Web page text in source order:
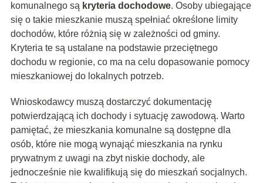
komunalnego są kryteria dochodowe. Osoby ubiegające
się o takie mieszkanie muszą spełniać określone limity
dochodów, które różnią się w zależności od gminy.
Kryteria te są ustalane na podstawie przeciętnego
dochodu w regionie, co ma na celu dopasowanie pomocy
mieszkaniowej do lokalnych potrzeb.
Wnioskodawcy muszą dostarczyć dokumentację
potwierdzającą ich dochody i sytuację zawodową. Warto
pamiętać, że mieszkania komunalne są dostępne dla
osób, które nie mogą wynająć mieszkania na rynku
prywatnym z uwagi na zbyt niskie dochody, ale
jednocześnie nie kwalifikują się do mieszkań socjalnych.